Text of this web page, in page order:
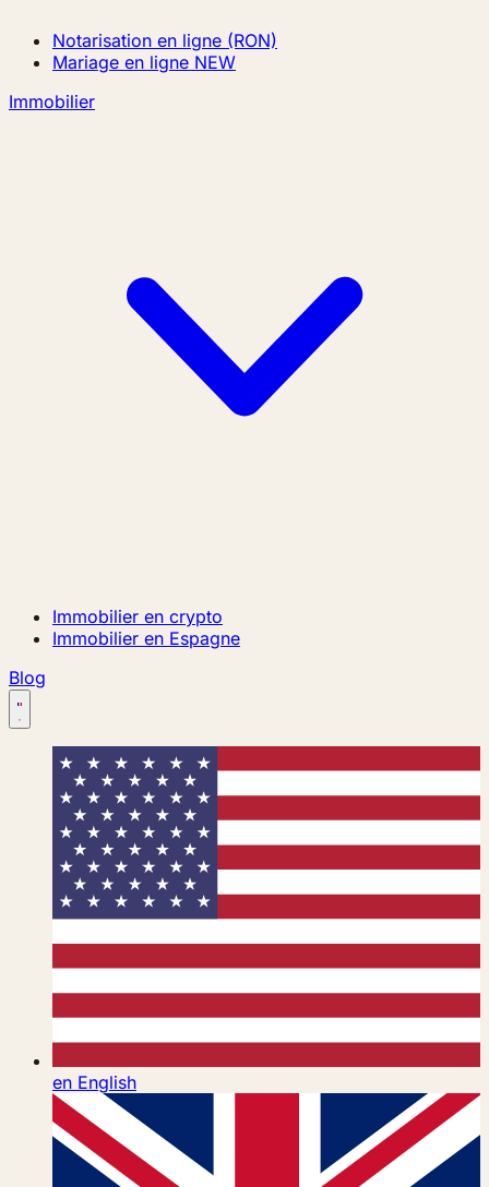
Notarisation en ligne (RON)
Mariage en ligne NEW
Immobilier
Immobilier en crypto
Immobilier en Espagne
Blog
en English